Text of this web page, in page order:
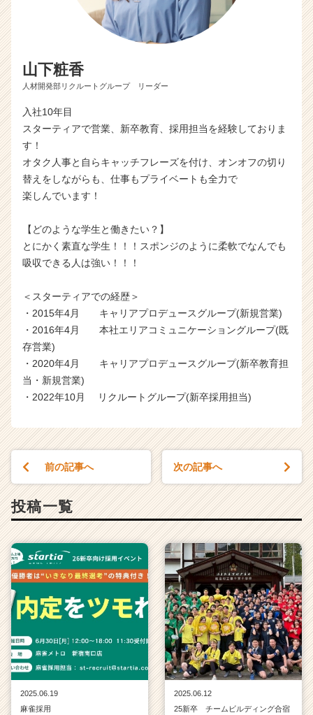
山下粧香
人材開発部リクルートグループ リーダー
入社10年目
スターティアで営業、新卒教育、採用担当を経験しておりま
す！
オタク人事と自らキャッチフレーズを付け、オンオフの切り
替えをしながらも、仕事もプライベートも全力で
楽しんでいます！
【どのような学生と働きたい？】
とにかく素直な学生！！！スポンジのように柔軟でなんでも
吸収できる人は強い！！！
＜スターティアでの経歴＞
・2015年4月 キャリアプロデュースグループ(新規営業)
・2016年4月 本社エリアコミュニケーショングループ(既
存営業)
・2020年4月 キャリアプロデュースグループ(新卒教育担
当・新規営業)
・2022年10月 リクルートグループ(新卒採用担当)
前の記事へ 次の記事へ
投稿一覧
2025.06.19
麻雀採用
2025.06.12
25新卒 チームビルディング合宿